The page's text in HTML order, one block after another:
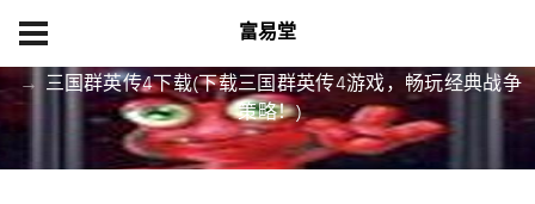
富易堂
三国群英传4下载(下载三国群英传4游戏，畅玩经典战争
策略！)